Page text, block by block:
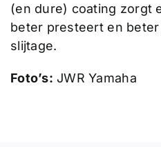
(en dure) coating zorgt
beter presteert en
slijtage.
Foto’s: JWR Yamaha